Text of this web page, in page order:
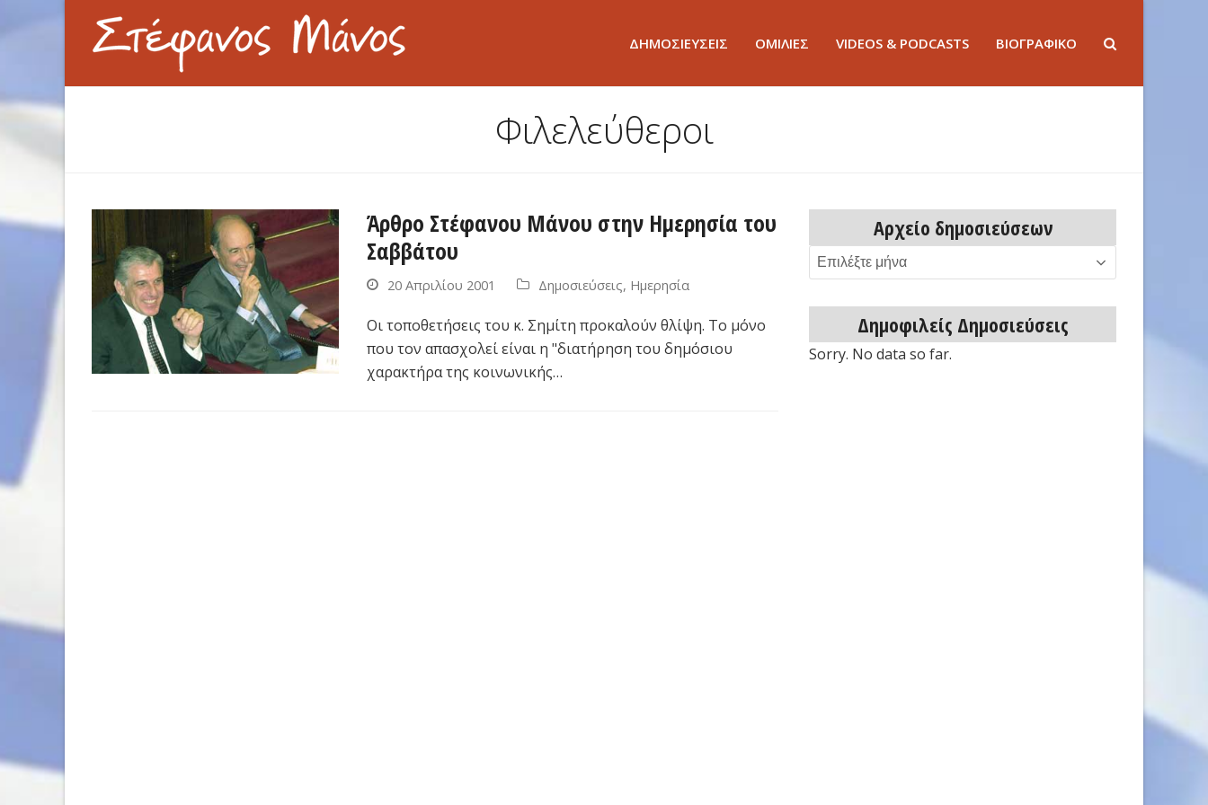
ΔΗΜΟΣΙΕΥΣΕΙΣ ΟΜΙΛΙΕΣ VIDEOS & PODCASTS ΒΙΟΓΡΑΦΙΚΟ
Φιλελεύθεροι
Άρθρο Στέφανου Μάνου στην Ημερησία του
Σαββάτου
20 Απριλίου 2001 Δημοσιεύσεις, Ημερησία
Οι τοποθετήσεις του κ. Σημίτη προκαλούν θλίψη. Το μόνο
που τον απασχολεί είναι η "διατήρηση του δημόσιου
χαρακτήρα της κοινωνικής…
Αρχείο δημοσιεύσεων
Αρχείο
δημοσιεύσεων
Δημοφιλείς Δημοσιεύσεις
Sorry. No data so far.